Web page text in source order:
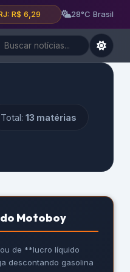
R$ 6,12 28°C Brasil
Total: 13 matérias
Motoboy
de **lucro líquido
descontando gasolina